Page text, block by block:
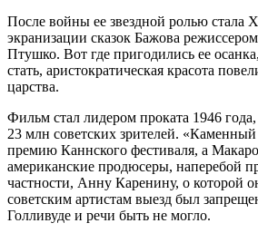
После войны ее звездной ролью стала
экранизации сказок Бажова
Птушко. Вот где пригодились ее
стать, аристократическая красота
царства.
Фильм стал лидером проката 1946 года,
23 млн советских зрителей.
премию Каннского фестиваля, а
американские продюсеры, наперебой
частности, Анну Каренину, о которой
советским артистам выезд был
Голливуде и речи быть не могло.